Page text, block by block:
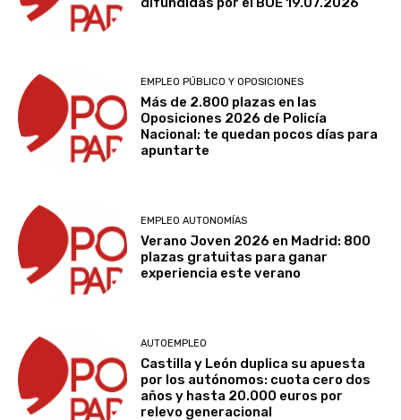
EMPLEO PÚBLICO Y OPOSICIONES
Más de 2.800 plazas en las
Oposiciones 2026 de Policía
Nacional: te quedan pocos días para
apuntarte
EMPLEO AUTONOMÍAS
Verano Joven 2026 en Madrid: 800
plazas gratuitas para ganar
experiencia este verano
AUTOEMPLEO
Castilla y León duplica su apuesta
por los autónomos: cuota cero dos
años y hasta 20.000 euros por
relevo generacional